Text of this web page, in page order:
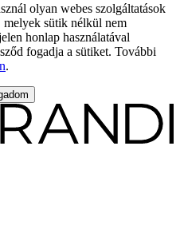
olyan webes szolgáltatások
melyek sütik nélkül nem
honlap használatával
fogadja a sütiket. További
.